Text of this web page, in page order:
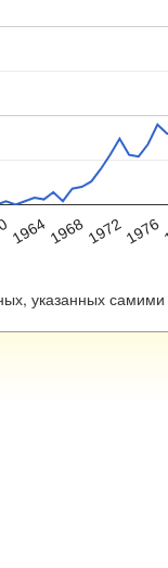
1964 196819721976
указанных